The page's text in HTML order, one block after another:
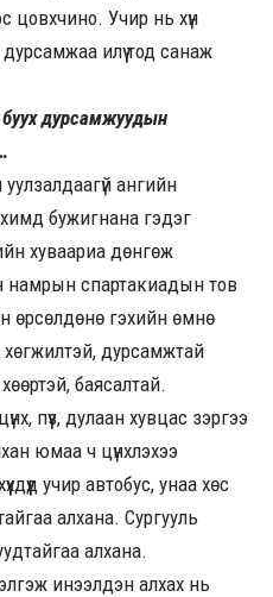
цовхчино. Учир нь хүн
илүү тод санаж
дурсамжуудын
ангийн
бужигнана гэдэг
хуваариа дөнгөж
намрын спартакиадын тов
өрсөлдөнө гэхийн өмнө
хөгжилтэй, дурсамжтай
хөөртэй, баясалтай.
пүүз, дулаан хувцас зэргээ
юмаа ч цүнхлэхээ
учир автобус, унаа хөс
алхана. Сургууль
алхана.
инээлдэн алхах нь